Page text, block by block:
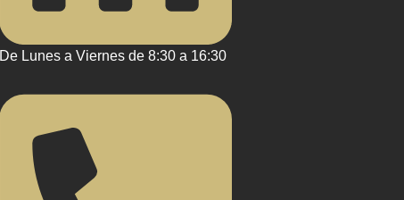
De Lunes a Viernes de 8:30 a 16:30